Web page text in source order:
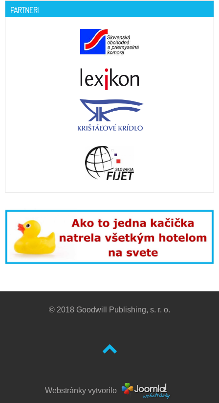
PARTNERI
© 2018 Goodwill Publishing, s. r. o.
Webstránky vytvorilo